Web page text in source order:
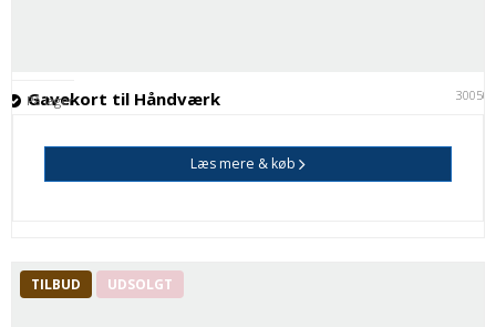
Gavekort til Håndværk 30050
På lager
Læs mere & køb
TILBUD UDSOLGT